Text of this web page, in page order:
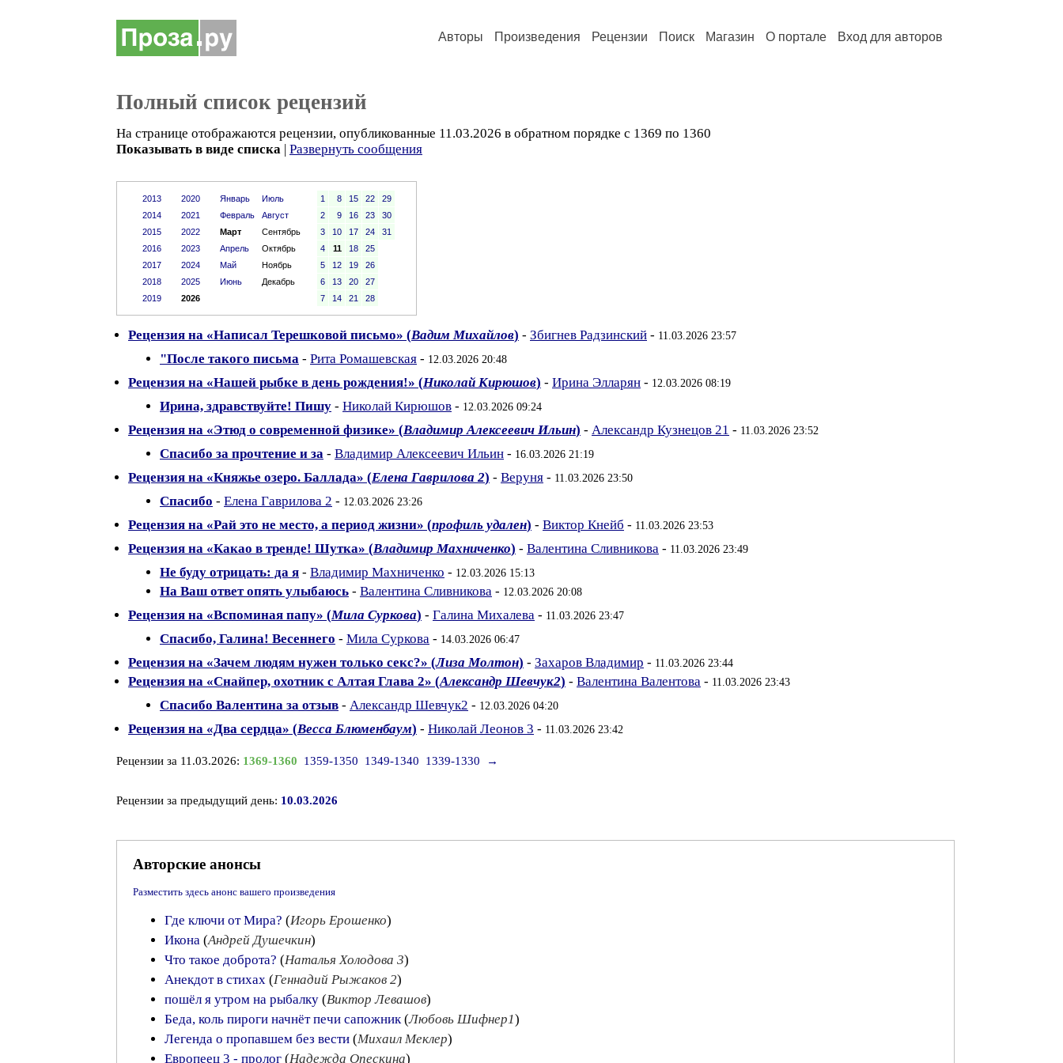
Авторы Произведения Рецензии Поиск Магазин О портале Вход для авторов
Полный список рецензий
На странице отображаются рецензии, опубликованные 11.03.2026 в обратном порядке с 1369 по 1360
Показывать в виде списка | Развернуть сообщения
2013
2014
2015
2016
2017
2018
2019
2020
2021
2022
2023
2024
2025
2026
Январь
Июль
Февраль
Август
Март
Сентябрь
Апрель
Октябрь
Май
Ноябрь
Июнь
Декабрь
1 8 15 22
29
2
9 16 23
30
3
10 17 24
31
4
11 18
25
5
12 19
26
6
13 20
27
7
14 21 28
Рецензия на «Написал Терешковой письмо» (Вадим Михайлов) - Збигнев Радзинский - 11.03.2026 23:57
"После такого письма - Рита Ромашевская - 12.03.2026 20:48
Рецензия на «Нашей рыбке в день рождения!» (Николай Кирюшов) - Ирина Элларян - 12.03.2026 08:19
Ирина, здравствуйте! Пишу - Николай Кирюшов - 12.03.2026 09:24
Рецензия на «Этюд о современной физике» (Владимир Алексеевич Ильин) - Александр Кузнецов 21 - 11.03.2026 23:52
Спасибо за прочтение и за - Владимир Алексеевич Ильин - 16.03.2026 21:19
Рецензия на «Княжье озеро. Баллада» (Елена Гаврилова 2) - Веруня - 11.03.2026 23:50
Спасибо - Елена Гаврилова 2 - 12.03.2026 23:26
Рецензия на «Рай это не место, а период жизни» (профиль удален) - Виктор Кнейб - 11.03.2026 23:53
Рецензия на «Какао в тренде! Шутка» (Владимир Махниченко) - Валентина Сливникова - 11.03.2026 23:49
Не буду отрицать: да я - Владимир Махниченко - 12.03.2026 15:13
На Ваш ответ опять улыбаюсь - Валентина Сливникова - 12.03.2026 20:08
Рецензия на «Вспоминая папу» (Мила Суркова) - Галина Михалева - 11.03.2026 23:47
Спасибо, Галина! Весеннего - Мила Суркова - 14.03.2026 06:47
Рецензия на «Зачем людям нужен только секс?» (Лиза Молтон) - Захаров Владимир - 11.03.2026 23:44
Рецензия на «Снайпер, охотник с Алтая Глава 2» (Александр Шевчук2) - Валентина Валентова - 11.03.2026 23:43
Спасибо Валентина за отзыв - Александр Шевчук2 - 12.03.2026 04:20
Рецензия на «Два сердца» (Весса Блюменбаум) - Николай Леонов 3 - 11.03.2026 23:42
Рецензии за 11.03.2026: 1369-1360 1359-1350 1349-1340 1339-1330 →
Рецензии за предыдущий день: 10.03.2026
Авторские анонсы
Разместить здесь анонс вашего произведения
Где ключи от Мира? (Игорь Ерошенко)
Икона (Андрей Душечкин)
Что такое доброта? (Наталья Холодова 3)
Анекдот в стихах (Геннадий Рыжаков 2)
пошёл я утром на рыбалку (Виктор Левашов)
Беда, коль пироги начнёт печи сапожник(Любовь Шифнер1)
Легенда о пропавшем без вести (Михаил Меклер)
Европеец 3 - пролог (Надежда Опескина)